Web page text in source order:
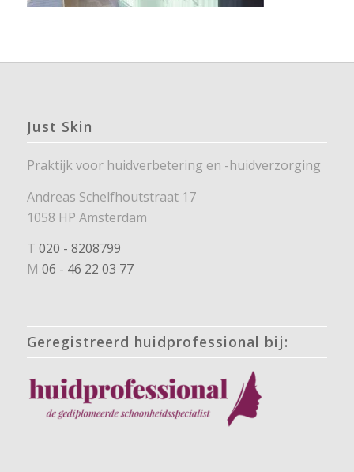
Just Skin
Praktijk voor huidverbetering en -huidverzorging
Andreas Schelfhoutstraat 17
1058 HP Amsterdam
T 020 - 8208799
M 06 - 46 22 03 77
Geregistreerd huidprofessional bij: